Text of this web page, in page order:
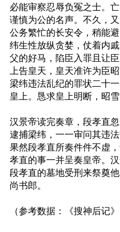
必能审察忍辱负冤之士。
谨慎为公的名声。不久，
公务繁忙的长安令，稍能
纬生性放纵贪婪，仗着内
父的好马，陷臣入罪且让
上告皇天，皇天准许为臣
梁纬违法乱纪的罪状二十
皇上。恳求皇上明断，昭
汉景帝读完奏章，段孝直
逮捕梁纬，一一审问其违
果然段孝直所奏件件不虚
孝直的事一并呈奏皇帝。
段孝直的墓地受刑来祭奠
尚书郎。